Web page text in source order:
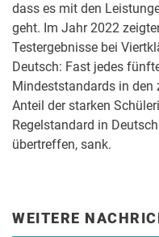
dass es mit den
geht. Im Jahr 2022
Testergebnisse bei
Deutsch: Fast jedes
Mindeststandards in den
Anteil der starken
Regelstandard in
übertreffen, sank.
WEITERE